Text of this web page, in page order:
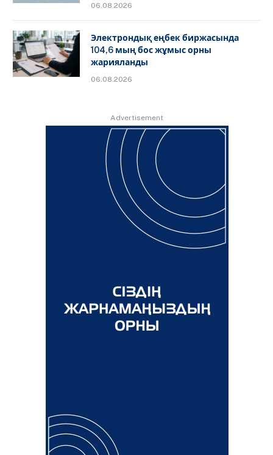
06.08.2026
Электрондық еңбек биржасында
104,6 мың бос жұмыс орны
жарияланды
06.08.2026
Advertisement